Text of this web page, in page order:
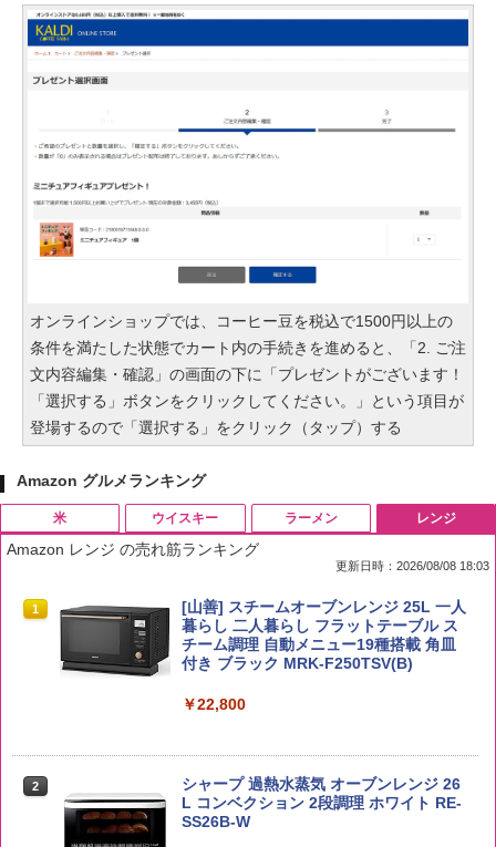
オンラインショップでは、コーヒー豆を税込で1500円以上の
条件を満たした状態でカート内の手続きを進めると、「2. ご注
文内容編集・確認」の画面の下に「プレゼントがございます！
「選択する」ボタンをクリックしてください。」という項目が
登場するので「選択する」をクリック（タップ）する
Amazon グルメランキング
米
1 by Amazon 国産ブレンド米 精米 5kg
￥2,650
kg 業務用 お米マイスターブレンド
￥2,680
ウイスキー
1
ブラックニッカ ニッカ Nikka ウィスキ
ー4000ml ブラックニッカクリア ウヰス
キー 【日本 アサヒ ウィスキー】 大容量
お得 4リットル
￥4,358
2
角瓶 2700ml サントリー ウイスキー ハ
イボール 大容量
ラーメン
1
チキンラーメン どんぶり 85g×12個 日清
食品 インスタント カップ麺
￥1,939
2
麺 小腹 インスタント アウトドアにも ロ
ーリングストック 大人買い おやつカン
パニー
レンジ
Amazon レンジ の売れ筋ランキング
更新日時：2026/08/08 18:03
1
[山善] スチームオーブンレンジ 25L 一人
暮らし 二人暮らし フラットテーブル ス
チーム調理 自動メニュー19種搭載 角皿
付き ブラック MRK-F250TSV(B)
￥22,800
2
シャープ 過熱水蒸気 オーブンレンジ 26
L コンベクション 2段調理 ホワイト RE-
SS26B-W